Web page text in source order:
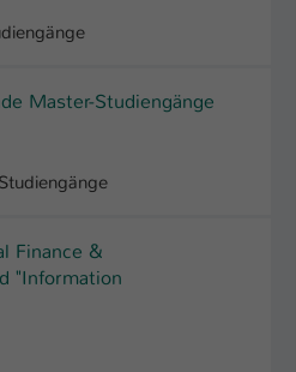
Master-Studiengänge
Finance &
"Information